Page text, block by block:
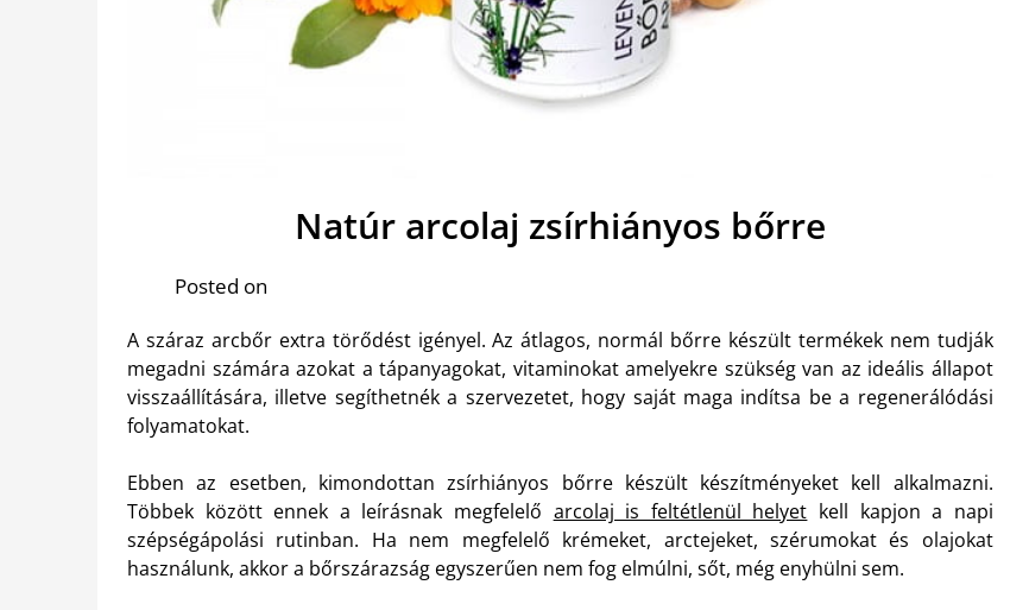
Natúr arcolaj zsírhiányos bőrre
Posted on
A száraz arcbőr extra törődést igényel. Az átlagos, normál bőrre készült termékek nem tudják
megadni számára azokat a tápanyagokat, vitaminokat amelyekre szükség van az ideális állapot
visszaállítására, illetve segíthetnék a szervezetet, hogy saját maga indítsa be a regenerálódási
folyamatokat.
Ebben az esetben, kimondottan zsírhiányos bőrre készült készítményeket kell alkalmazni.
Többek között ennek a leírásnak megfelelő arcolaj is feltétlenül helyet kell kapjon a napi
szépségápolási rutinban. Ha nem megfelelő krémeket, arctejeket, szérumokat és olajokat
használunk, akkor a bőrszárazság egyszerűen nem fog elmúlni, sőt, még enyhülni sem.